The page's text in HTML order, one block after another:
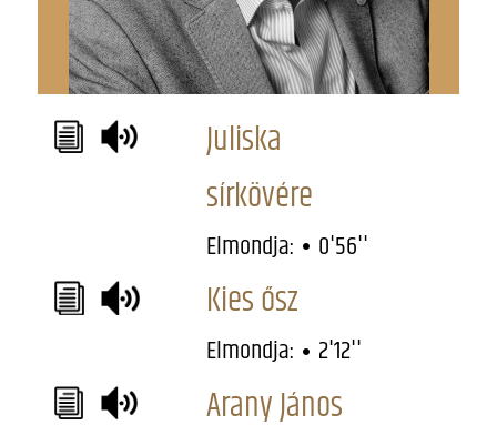
Juliska
sírkövére
Elmondja: 0'56''
Kies ősz
Elmondja: 2'12''
Arany János